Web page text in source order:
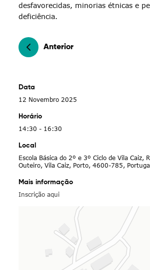
desfavorecidas, minorias étnicas e
deficiência.
Anterior
Data
12 Novembro 2025
Horário
14:30 - 16:30
Local
Escola Básica do 2º e 3º Ciclo de Vila Caiz,
Outeiro, Vila Caiz, Porto, 4600-785, Portugal
Mais informação
Inscrição aqui